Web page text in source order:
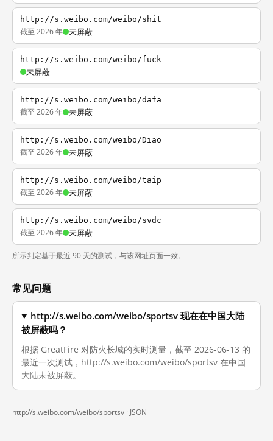
http://s.weibo.com/weibo/shit
截至 2026 年 未屏蔽
http://s.weibo.com/weibo/fuck
未屏蔽
http://s.weibo.com/weibo/dafa
截至 2026 年 未屏蔽
http://s.weibo.com/weibo/Diao
截至 2026 年 未屏蔽
http://s.weibo.com/weibo/taip
截至 2026 年 未屏蔽
http://s.weibo.com/weibo/svdc
截至 2026 年 未屏蔽
所示判定基于最近 90 天的测试，与该网址页面一致。
常见问题
http://s.weibo.com/weibo/sportsv 现在在中国大陆
被屏蔽吗？
根据 GreatFire 对防火长城的实时测量，截至 2026-06-13 的
最近一次测试，http://s.weibo.com/weibo/sportsv 在中国
大陆未被屏蔽。
http://s.weibo.com/weibo/sportsv · JSON